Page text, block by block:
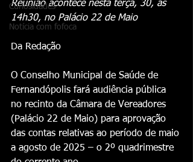
Curiosidades
Notícia com fofoca
Reunião acontece nesta terça, 30, às
14h30, no Palácio 22 de Maio
Da Redação
O Conselho Municipal de Saúde de
Fernandópolis fará audiência pública
no recinto da Câmara de Vereadores
(Palácio 22 de Maio) para aprovação
das contas relativas ao período de maio
a agosto de 2025 – o 2º quadrimestre